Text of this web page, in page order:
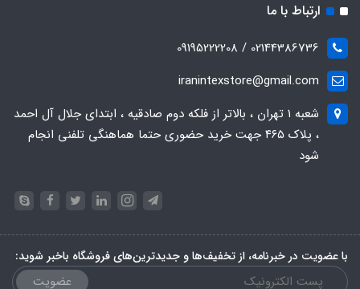
ارتباط با ما
02144386736 / 09195222208
iranintexstore@gmail.com
شعبه ۱ تهران ، بالاتر از فلکه دوم صادقیه ، ابتدای جلال آل احمد
، پلاک ۴۶۵ جهت خرید حضوری حتما هماهنگی تلفنی انجام
شود
با عضویت در خبرنامه، از تخفیف‌ها و جدیدترین‌های فروشگاه باخبر شوید:
عضویت